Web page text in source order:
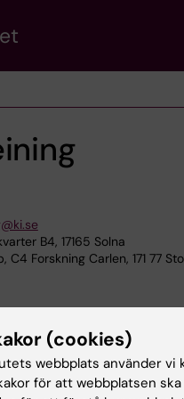
B4, 17165 Solna
C4 Forskning Carlen, 171 77
(cookies)
webbplats använder vi
för att webbplatsen